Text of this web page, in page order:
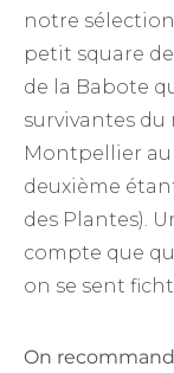
notre
petit square
de la Babote
survivantes
Montpellier au
deuxième
des Plantes).
compte que
on se sent
On